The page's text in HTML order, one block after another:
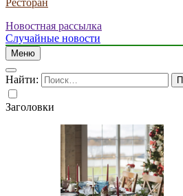
Ресторан
Новостная рассылка
Случайные новости
Меню
Найти:
Заголовки